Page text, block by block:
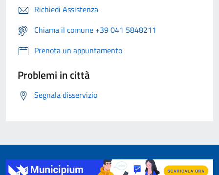
Richiedi Assistenza
Chiama il comune +39 041 5848211
Prenota un appuntamento
Problemi in città
Segnala disservizio